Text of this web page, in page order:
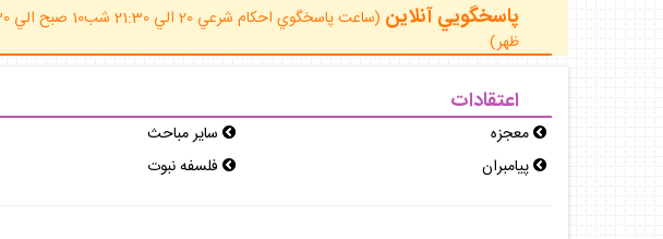
پاسخگويي آنلاين
(ساعت
ظهر)
اعتقادات
معجزه ساير مباحث
پيامبران
فلسفه نبوت